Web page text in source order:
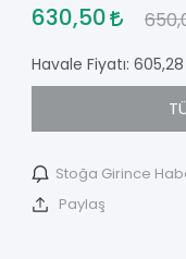
630,50
Havale Fiyatı: 605,28
Stoğa Girince
Paylaş